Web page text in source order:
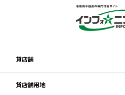
貸店舗
貸店舗用地